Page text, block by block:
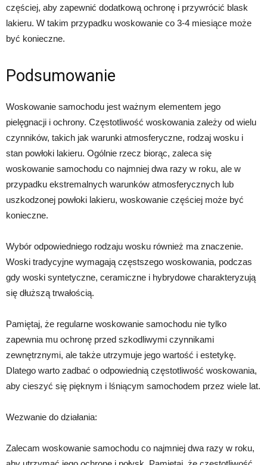
częściej, aby zapewnić dodatkową ochronę i przywrócić blask
lakieru. W takim przypadku woskowanie co 3-4 miesiące może
być konieczne.
Podsumowanie
Woskowanie samochodu jest ważnym elementem jego
pielęgnacji i ochrony. Częstotliwość woskowania zależy od wielu
czynników, takich jak warunki atmosferyczne, rodzaj wosku i
stan powłoki lakieru. Ogólnie rzecz biorąc, zaleca się
woskowanie samochodu co najmniej dwa razy w roku, ale w
przypadku ekstremalnych warunków atmosferycznych lub
uszkodzonej powłoki lakieru, woskowanie częściej może być
konieczne.
Wybór odpowiedniego rodzaju wosku również ma znaczenie.
Woski tradycyjne wymagają częstszego woskowania, podczas
gdy woski syntetyczne, ceramiczne i hybrydowe charakteryzują
się dłuższą trwałością.
Pamiętaj, że regularne woskowanie samochodu nie tylko
zapewnia mu ochronę przed szkodliwymi czynnikami
zewnętrznymi, ale także utrzymuje jego wartość i estetykę.
Dlatego warto zadbać o odpowiednią częstotliwość woskowania,
aby cieszyć się pięknym i lśniącym samochodem przez wiele lat.
Wezwanie do działania:
Zalecam woskowanie samochodu co najmniej dwa razy w roku,